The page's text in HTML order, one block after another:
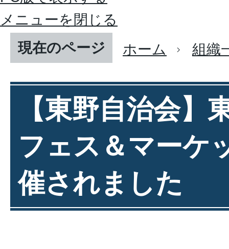
メニューを閉じる
現在のページ
ホーム 組織
【東野自治会】
フェス＆マーケ
催されました